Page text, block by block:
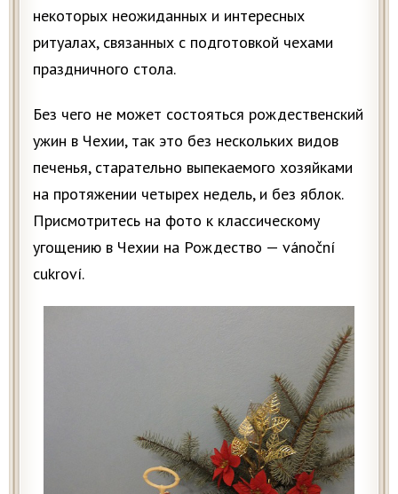
некоторых неожиданных и интересных
ритуалах, связанных с подготовкой чехами
праздничного стола.
Без чего не может состояться рождественский
ужин в Чехии, так это без нескольких видов
печенья, старательно выпекаемого хозяйками
на протяжении четырех недель, и без яблок.
Присмотритесь на фото к классическому
угощению в Чехии на Рождество — vánoční
cukroví.